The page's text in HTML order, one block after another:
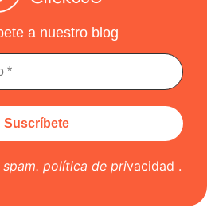
a nuestro blog
política de privacidad .